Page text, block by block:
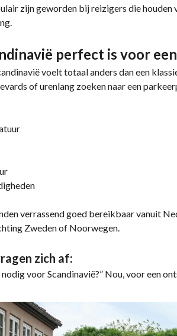
zijn geworden bij reizigers die houden
perfect is voor
voelt totaal anders dan een
of urenlang zoeken naar een
verrassend goed bereikbaar vanuit
Zweden of Noorwegen.
zich af:
voor Scandinavië?” Nou, voor een